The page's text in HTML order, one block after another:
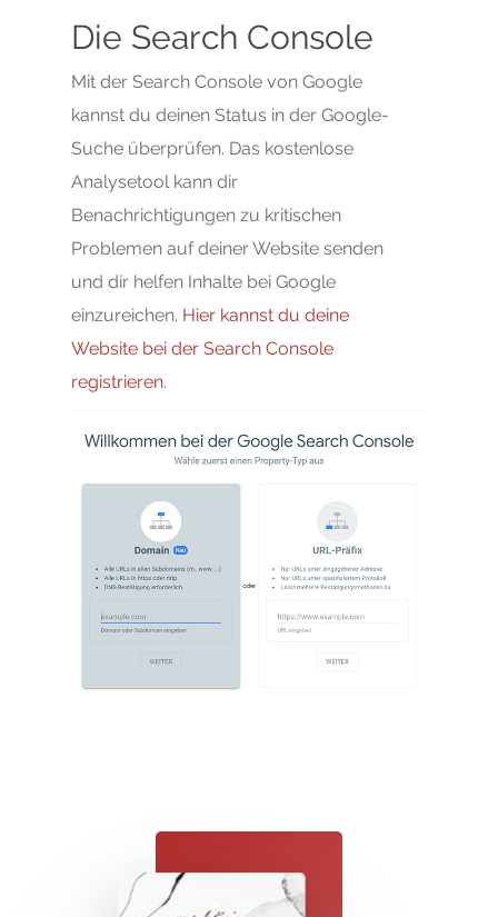
Die Search Console
Mit der Search Console von Google
kannst du deinen Status in der Google-
Suche überprüfen. Das kostenlose
Analysetool kann dir
Benachrichtigungen zu kritischen
Problemen auf deiner Website senden
und dir helfen Inhalte bei Google
einzureichen. Hier kannst du deine
Website bei der Search Console
registrieren.
SEO & Content
Google Premium
Kontakt